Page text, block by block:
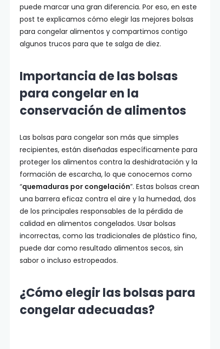
puede marcar una gran diferencia. Por eso, en este
post te explicamos cómo elegir las mejores bolsas
para congelar alimentos y compartimos contigo
algunos trucos para que te salga de diez.
Importancia de las bolsas
para congelar en la
conservación de alimentos
Las bolsas para congelar son más que simples
recipientes, están diseñadas específicamente para
proteger los alimentos contra la deshidratación y la
formación de escarcha, lo que conocemos como
“quemaduras por congelación”. Estas bolsas crean
una barrera eficaz contra el aire y la humedad, dos
de los principales responsables de la pérdida de
calidad en alimentos congelados. Usar bolsas
incorrectas, como las tradicionales de plástico fino,
puede dar como resultado alimentos secos, sin
sabor o incluso estropeados.
¿Cómo elegir las bolsas para
congelar adecuadas?